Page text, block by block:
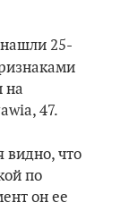
25-
на
47.
видно, что
по
он ее